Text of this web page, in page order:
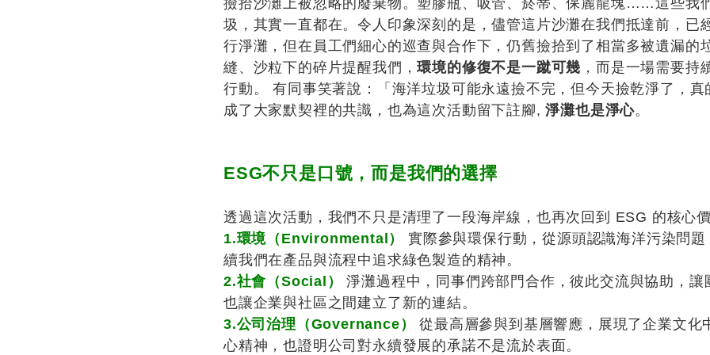
撿拾沙灘上被忽略的廢棄物。塑膠瓶、吸管、菸蒂、保麗龍塊……這些我
圾，其實一直都在。令人印象深刻的是，儘管這片沙灘在我們抵達前，已
行淨灘，但在員工們細心的巡查與合作下，仍舊撿拾到了相當多被遺漏的
縫、沙粒下的碎片提醒我們，環境的修復不是一蹴可幾 ，而是一場需要持
行動。 有同事笑著說：「海洋垃圾可能永遠撿不完，但今天撿乾淨了，
成了大家默契裡的共識，也為這次活動留下註腳,淨灘也是淨心。
ESG不只是口號，而是我們的選擇
透過這次活動，我們不只是清理了一段海岸線，也再次回到 ESG 的核心
1.環境（Environmental）
實際參與環保行動，從源頭認識海洋污染問
續我們在產品與流程中追求綠色製造的精神。
2.社會（Social）
淨灘過程中，同事們跨部門合作，彼此交流與協助，讓
也讓企業與社區之間建立了新的連結。
3.公司治理（Governance）
從最高層參與到基層響應，展現了企業文化
心精神，也證明公司對永續發展的承諾不是流於表面。